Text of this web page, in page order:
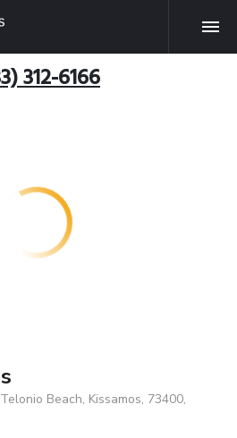
312-6166
Beach, Kissamos, 73400,